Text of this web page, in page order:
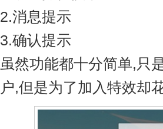
2.消息提示
3.确认提示
虽然功能都十分简单,只
户,但是为了加入特效却